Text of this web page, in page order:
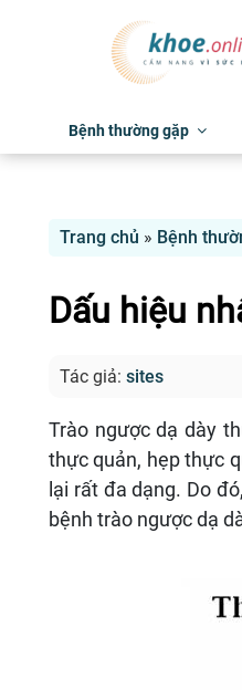
Bệnh thường gặp
Trang chủ » Bệnh
Dấu hiệu
Tác giả: sites
Trào ngược dạ dày
thực quản, hẹp thực
lại rất đa dạng. Do
bệnh trào ngược dạ